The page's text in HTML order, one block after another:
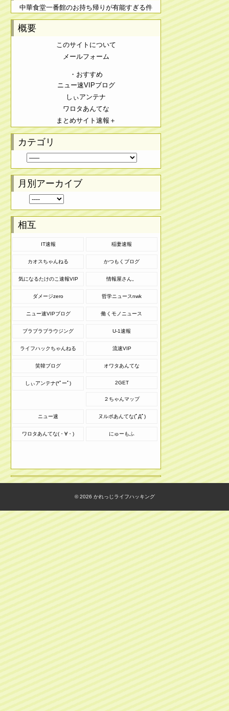
中華食堂一番館のお持ち帰りが有能すぎる件
概要
このサイトについて
メールフォーム
・おすすめ
ニュー速VIPブログ
しぃアンテナ
ワロタあんてな
まとめサイト速報＋
カテゴリ
月別アーカイブ
相互
IT速報 稲妻速報
カオスちゃんねる かつもくブログ
気になるたけのこ速報VIP 情報屋さん。
ダメージzero 哲学ニュースnwk
ニュー速VIPブログ 働くモノニュース
ブラブラブラウジング U-1速報
ライフハックちゃんねる 流速VIP
笑韓ブログ オワタあんてな
しぃアンテナ(*ﾟーﾟ) 2GET
２ちゃんマップ
ニュー速 ヌルポあんてな(ﾟДﾟ)
ワロタあんてな(・∀・) にゅーもふ
© 2026 かれっじライフハッキング